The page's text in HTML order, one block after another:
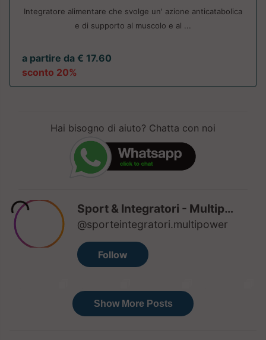
Integratore alimentare che svolge un' azione anticatabolica
e di supporto al muscolo e al ...
a partire da € 17.60
sconto 20%
Hai bisogno di aiuto? Chatta con noi